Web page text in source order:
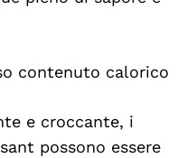
contenuto calorico
e croccante, i
possono essere